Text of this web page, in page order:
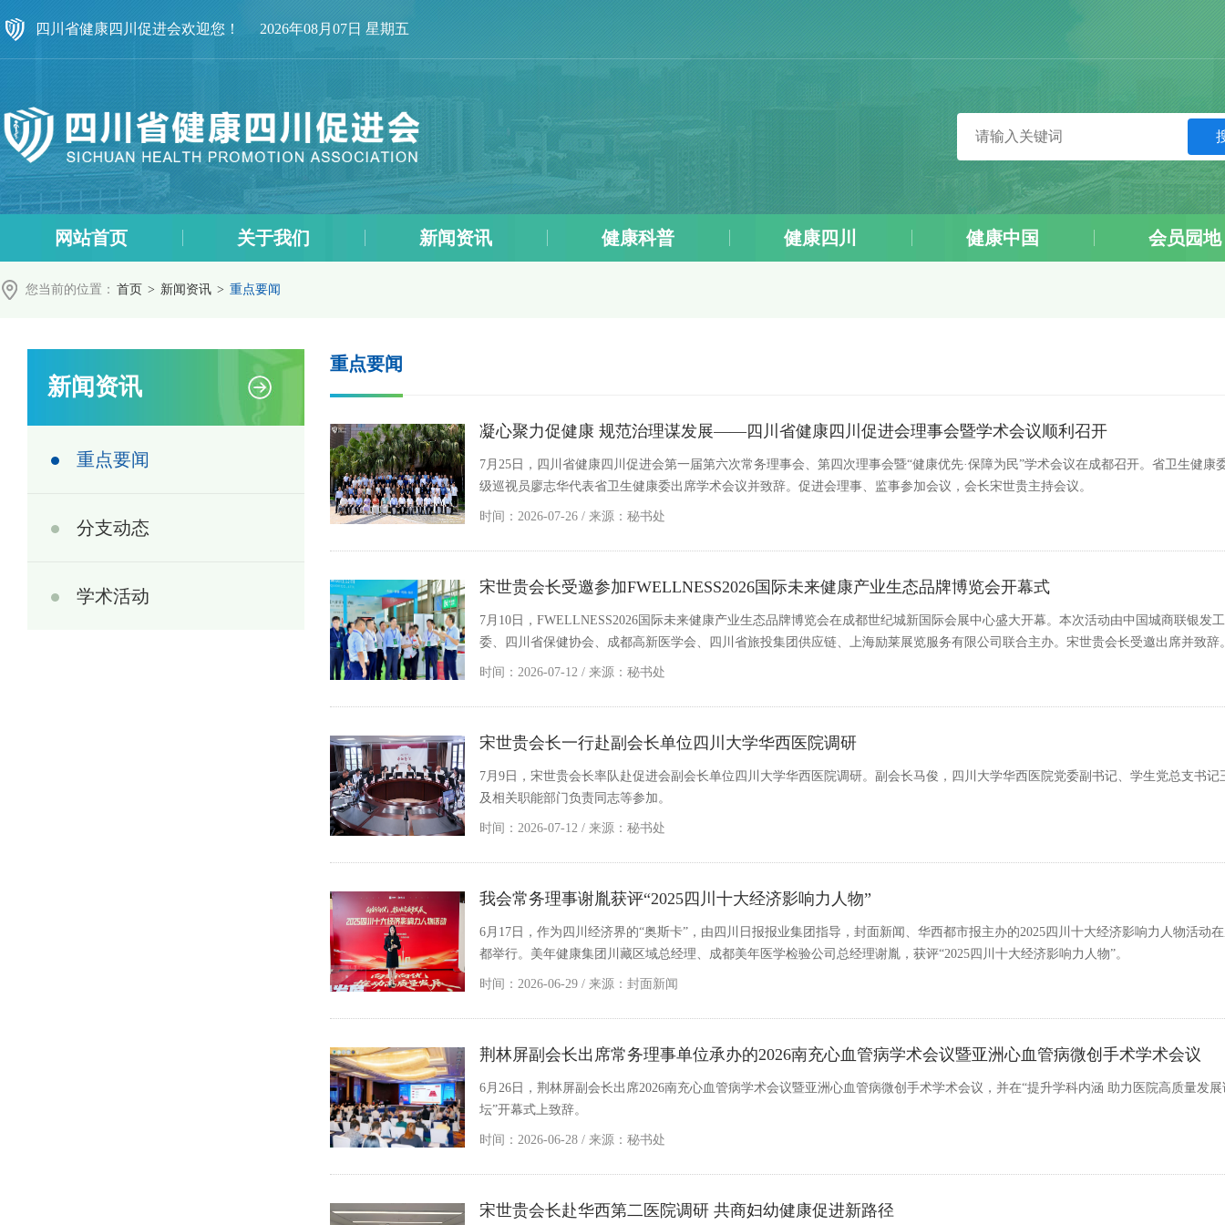
四川省健康四川促进会欢迎您！ 2026年08月07日 星期五
网站首页 关于我们 新闻资讯 健康科普 健康四川 健康中国 会员园地
您当前的位置： 首页 > 新闻资讯 > 重点要闻
新闻资讯
重点要闻
分支动态
学术活动
重点要闻
凝心聚力促健康 规范治理谋发展——四川省健康四川促进会理事会暨学术会议顺利召开
7月25日，四川省健康四川促进会第一届第六次常务理事会、第四次理事会暨“健康优先·保障为民”学术会议在成都召开。省卫生健康
级巡视员廖志华代表省卫生健康委出席学术会议并致辞。促进会理事、监事参加会议，会长宋世贵主持会议。
时间：2026-07-26 / 来源： 秘书处
宋世贵会长受邀参加FWELLNESS2026国际未来健康产业生态品牌博览会开幕式
7月10日，FWELLNESS2026国际未来健康产业生态品牌博览会在成都世纪城新国际会展中心盛大开幕。本次活动由中国城商联银发工
委、四川省保健协会、成都高新医学会、四川省旅投集团供应链、上海励莱展览服务有限公司联合主办。宋世贵会长受邀出席并致辞
时间：2026-07-12 / 来源： 秘书处
宋世贵会长一行赴副会长单位四川大学华西医院调研
7月9日，宋世贵会长率队赴促进会副会长单位四川大学华西医院调研。副会长马俊，四川大学华西医院党委副书记、学生党总支书记
及相关职能部门负责同志等参加。
时间：2026-07-12 / 来源： 秘书处
我会常务理事谢胤获评“2025四川十大经济影响力人物”
6月17日，作为四川经济界的“奥斯卡”，由四川日报报业集团指导，封面新闻、华西都市报主办的2025四川十大经济影响力人物活动
都举行。美年健康集团川藏区域总经理、成都美年医学检验公司总经理谢胤，获评“2025四川十大经济影响力人物”。
时间：2026-06-29 / 来源： 封面新闻
荆林屏副会长出席常务理事单位承办的2026南充心血管病学术会议暨亚洲心血管病微创手术学术会议
6月26日，荆林屏副会长出席2026南充心血管病学术会议暨亚洲心血管病微创手术学术会议，并在“提升学科内涵 助力医院高质量发展
坛”开幕式上致辞。
时间：2026-06-28 / 来源： 秘书处
宋世贵会长赴华西第二医院调研 共商妇幼健康促进新路径